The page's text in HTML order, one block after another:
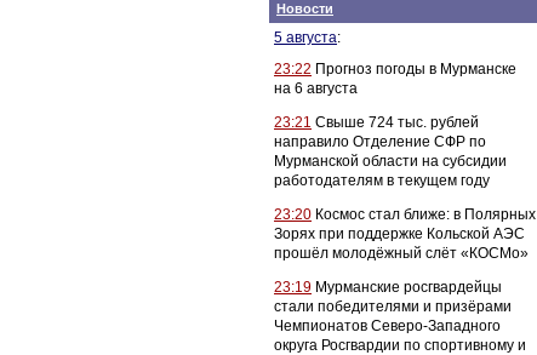
Новости
5 августа:
23:22 Прогноз погоды в Мурманске
на 6 августа
23:21 Свыше 724 тыс. рублей
направило Отделение СФР по
Мурманской области на субсидии
работодателям в текущем году
23:20 Космос стал ближе: в Полярных
Зорях при поддержке Кольской АЭС
прошёл молодёжный слёт «КОСМо»
23:19 Мурманские росгвардейцы
стали победителями и призёрами
Чемпионатов Северо-Западного
округа Росгвардии по спортивному и